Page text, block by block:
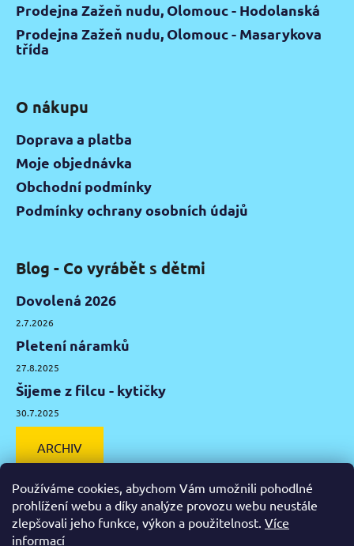
Používáme cookies, abychom Vám umožnili pohodlné
prohlížení webu a díky analýze provozu webu neustále
zlepšovali jeho funkce, výkon a použitelnost. Více
informací
Prodejna Zažeň nudu, Olomouc - Hodolanská
Prodejna Zažeň nudu, Olomouc - Masarykova
třída
O nákupu
Doprava a platba
Moje objednávka
Obchodní podmínky
Podmínky ochrany osobních údajů
Blog - Co vyrábět s dětmi
Dovolená 2026
2.7.2026
Pletení náramků
27.8.2025
Šijeme z filcu - kytičky
30.7.2025
ARCHIV
Facebook